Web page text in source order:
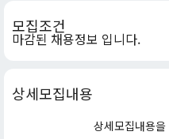
모집조건
마감된 채용정보 입니다.
상세모집내용
상세모집내용을